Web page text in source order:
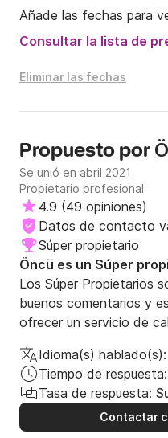
Añade las fechas para
Consultar la lista de
Eliminar las fechas
Propuesto por
Se unió en abril 2021
Propietario profesional
4.9 (49 opiniones)
Datos de contacto
Súper propietario
Öncü es un Súper
Los Súper Propietarios
buenos comentarios y
ofrecer un servicio de
Idioma(s) hablado(s):
Tiempo de respuesta:
Tasa de respuesta:
Contactar